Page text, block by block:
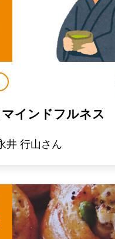
インドフルネス
井 行山さん